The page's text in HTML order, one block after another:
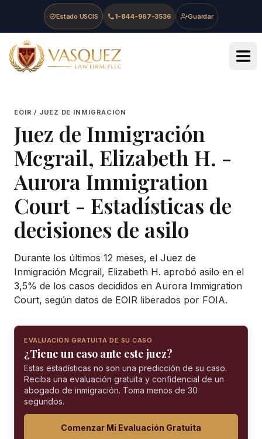
Skip to main content
Skip to navigation
Skip to footer
Estado USCIS 1-844-967-3536 Guardar
Vasquez Law Firm - Home
EOIR / JUEZ DE INMIGRACIÓN
Juez de Inmigración
Mcgrail, Elizabeth H. -
Aurora Immigration
Court - Estadísticas de
decisiones de asilo
Durante los últimos 12 meses, el Juez de
Inmigración Mcgrail, Elizabeth H. aprobó asilo en el
3,5% de los casos decididos en Aurora Immigration
Court, según datos de EOIR liberados por FOIA.
EVALUACIÓN GRATUITA DE SU CASO
¿Tiene un caso ante este juez?
Estas estadísticas no son una predicción de su caso.
Reciba una evaluación gratuita y confidencial de un
abogado de inmigración. Toma menos de 30
segundos.
Comenzar Mi Evaluación Gratuita